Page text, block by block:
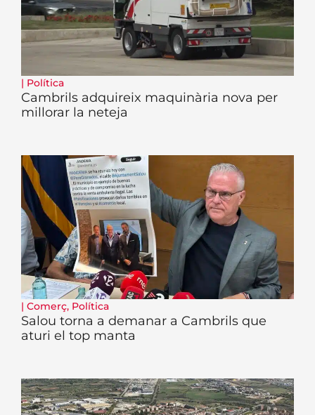
| Política
Cambrils adquireix maquinària nova per
millorar la neteja
| Comerç, Política
Salou torna a demanar a Cambrils que
aturi el top manta